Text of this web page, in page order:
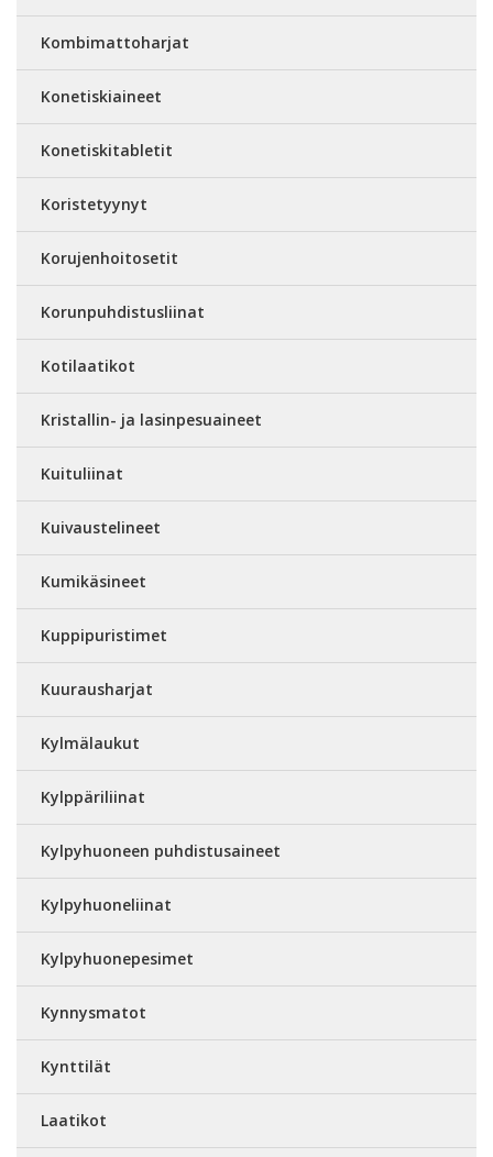
Kombimattoharjat
Konetiskiaineet
Konetiskitabletit
Koristetyynyt
Korujenhoitosetit
Korunpuhdistusliinat
Kotilaatikot
Kristallin- ja lasinpesuaineet
Kuituliinat
Kuivaustelineet
Kumikäsineet
Kuppipuristimet
Kuurausharjat
Kylmälaukut
Kylppäriliinat
Kylpyhuoneen puhdistusaineet
Kylpyhuoneliinat
Kylpyhuonepesimet
Kynnysmatot
Kynttilät
Laatikot